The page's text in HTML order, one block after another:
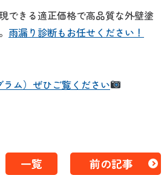
できる適正価格で高品質な外壁塗
雨漏り診断もお任せください！
ム）ぜひご覧ください
一覧 前の記事